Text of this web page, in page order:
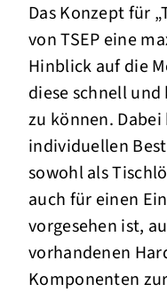
Das Konzept für
von TSEP eine
Hinblick auf die
diese schnell
zu können.
individuellen
sowohl als
auch für einen
vorgesehen ist,
vorhandenen
Komponenten